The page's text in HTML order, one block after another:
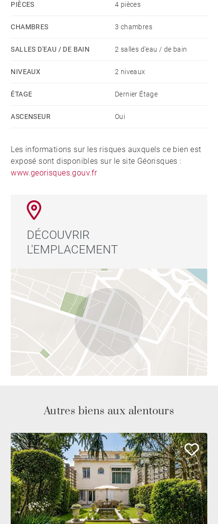
PIÈCES 4 pièces
CHAMBRES 3 chambres
SALLES D'EAU / DE BAIN 2 salles d'eau / de bain
NIVEAUX 2 niveaux
ÉTAGE Dernier Étage
ASCENSEUR Oui
Les informations sur les risques auxquels ce bien est
exposé sont disponibles sur le site Géorisques :
www.georisques.gouv.fr
DÉCOUVRIR
L'EMPLACEMENT
Autres biens aux alentours